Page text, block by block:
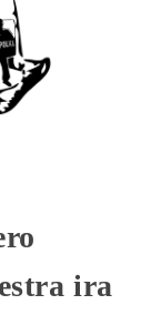
ira